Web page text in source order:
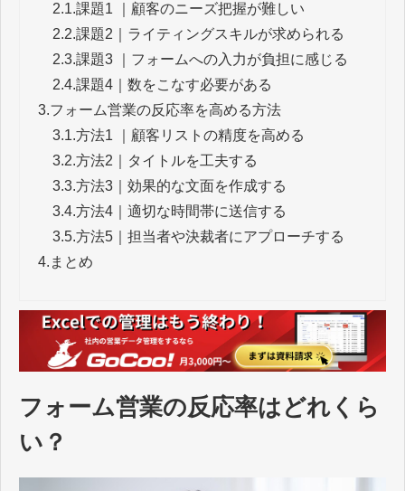
2.1.課題1 ｜顧客のニーズ把握が難しい
2.2.課題2｜ライティングスキルが求められる
2.3.課題3 ｜フォームへの入力が負担に感じる
2.4.課題4｜数をこなす必要がある
3.フォーム営業の反応率を高める方法
3.1.方法1 ｜顧客リストの精度を高める
3.2.方法2｜タイトルを工夫する
3.3.方法3｜効果的な文面を作成する
3.4.方法4｜適切な時間帯に送信する
3.5.方法5｜担当者や決裁者にアプローチする
4. まとめ
フォーム営業の反応率はどれくら
い？